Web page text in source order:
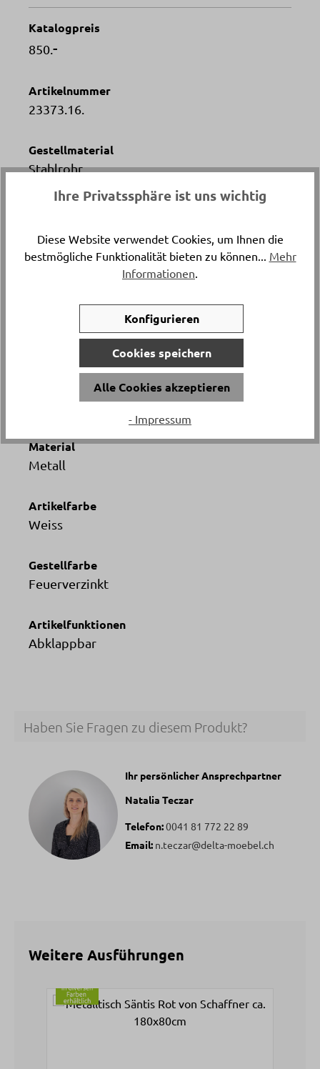
Katalogpreis
850.-
Artikelnummer
23373.16.
Gestellmaterial
Stahlrohr
ca. 80 cm
Material
Metall
Artikelfarbe
Weiss
Gestellfarbe
Feuerverzinkt
Artikelfunktionen
Abklappbar
Haben Sie Fragen zu diesem Produkt?
Ihr persönlicher Ansprechpartner
Natalia Teczar
Telefon:0041 81 772 22 89
Email: n.teczar@delta-moebel.ch
Weitere Ausführungen
Produktgalerie überspringen
Ihre Privatssphäre ist uns wichtig
Diese Website verwendet Cookies, um Ihnen die
bestmögliche Funktionalität bieten zu können... Mehr
Informationen.
Konfigurieren
Cookies speichern
Alle Cookies akzeptieren
- Impressum